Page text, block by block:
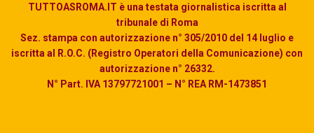
TUTTOASROMA.IT è una testata giornalistica iscritta al
tribunale di Roma
Sez. stampa con autorizzazione n° 305/2010 del 14 luglio e
iscritta al R.O.C. (Registro Operatori della Comunicazione) con
autorizzazione n° 26332.
N° Part. IVA 13797721001 – N° REA RM-1473851